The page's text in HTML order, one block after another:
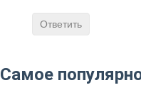
Ответить
Самое